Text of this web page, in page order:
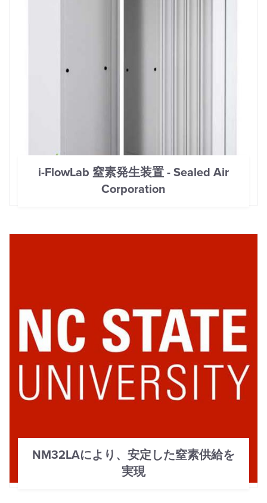
i-FlowLab 窒素発生装置 - Sealed Air
Corporation
NM32LAにより、安定した窒素供給を
実現